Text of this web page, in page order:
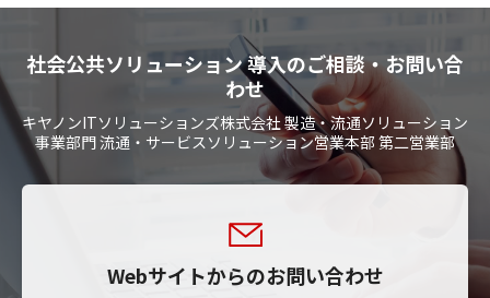
社会公共ソリューション 導入のご相談・お問い合
わせ
キヤノンITソリューションズ株式会社 製造・流通ソリューション
事業部門 流通・サービスソリューション営業本部 第二営業部
Webサイトからのお問い合わせ